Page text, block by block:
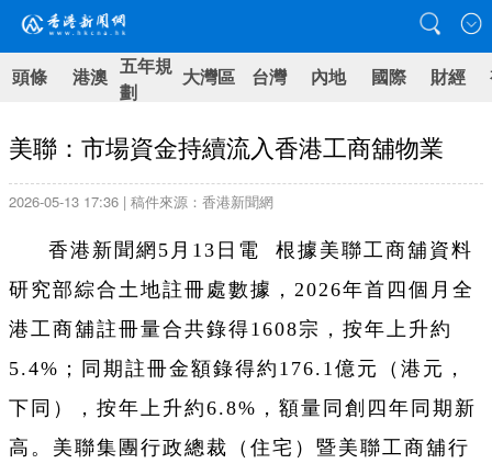
頭條 港澳 五年規
劃
大灣區 台灣 內地 國際 財經
美聯：市場資金持續流入香港工商舖物業
2026-05-13 17:36 | 稿件來源：香港新聞網
香港新聞網5月13日電 根據美聯工商舖資料
研究部綜合土地註冊處數據，2026年首四個月全
港工商舖註冊量合共錄得1608宗，按年上升約
5.4%；同期註冊金額錄得約176.1億元（港元，
下同），按年上升約6.8%，額量同創四年同期新
高。美聯集團行政總裁（住宅）暨美聯工商舖行